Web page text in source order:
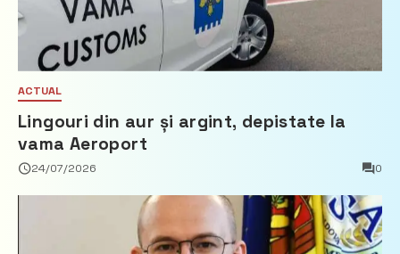
ACTUAL
Lingouri din aur și argint, depistate la
vama Aeroport
24/07/2026 0